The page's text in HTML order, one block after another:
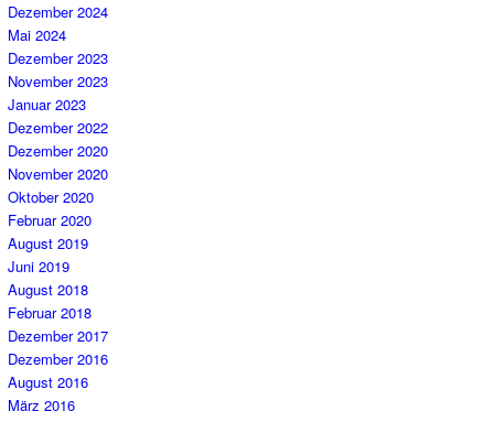
Dezember 2024
Mai 2024
Dezember 2023
November 2023
Januar 2023
Dezember 2022
Dezember 2020
November 2020
Oktober 2020
Februar 2020
August 2019
Juni 2019
August 2018
Februar 2018
Dezember 2017
Dezember 2016
August 2016
März 2016